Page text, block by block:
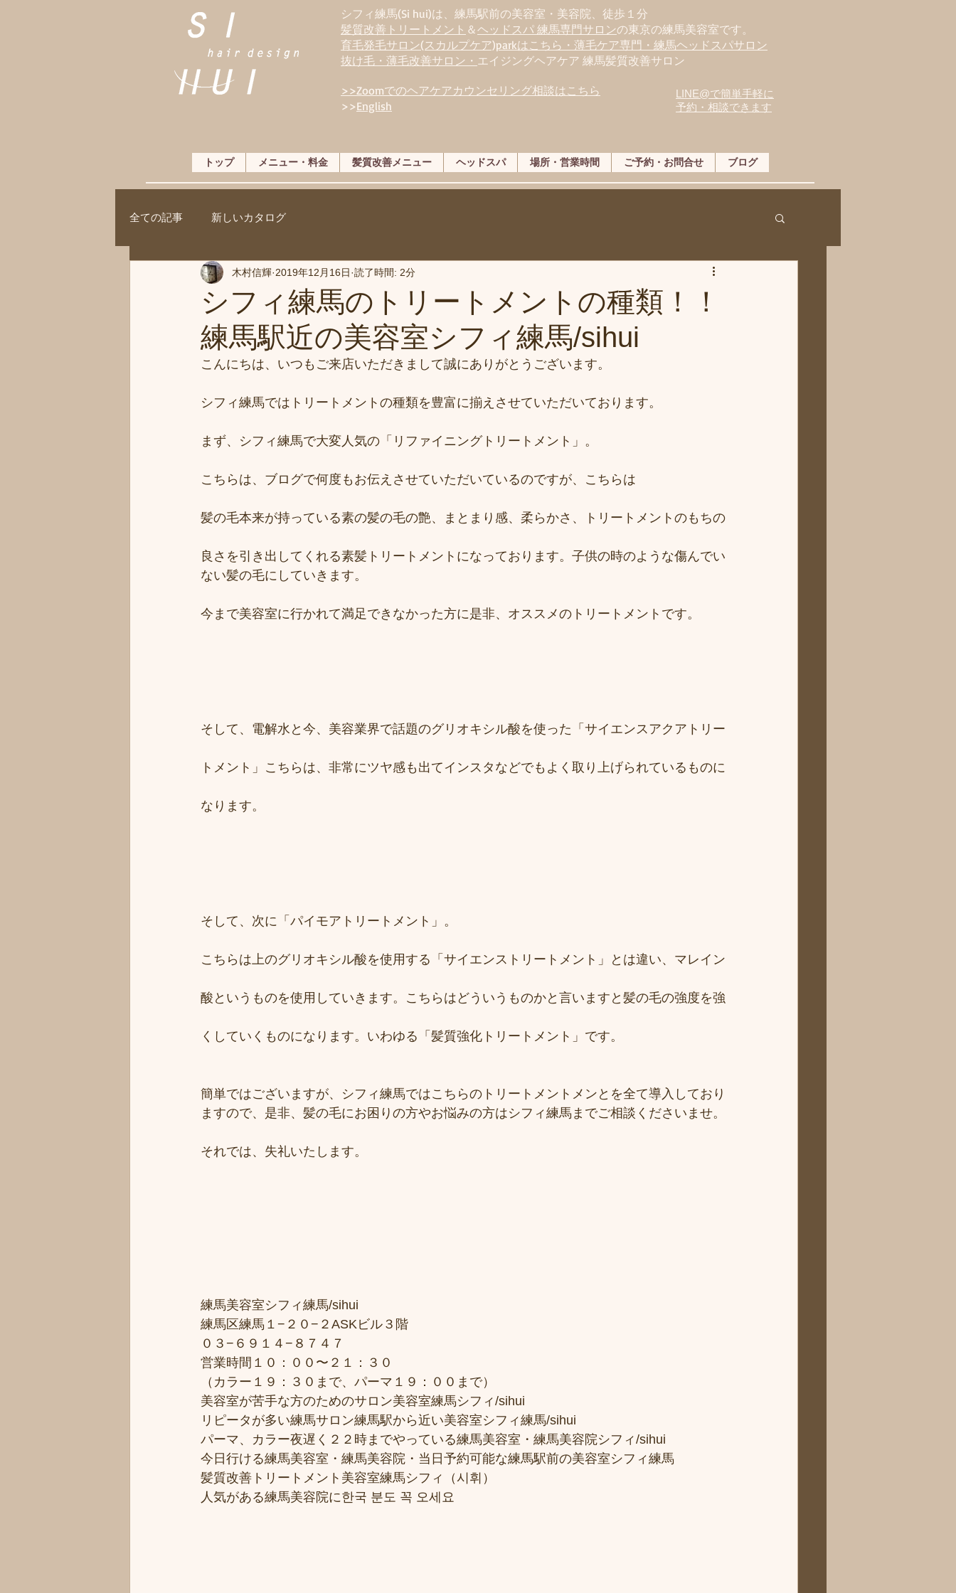
シフィ練馬(Si hui)は、 練馬駅前の美容室・美容院、徒歩１分
髪質改善トリートメント ＆ヘッドスパ 練馬専門サロンの東京の練馬美容室です。
育毛発毛サロン(スカルプケア)parkはこちら・薄毛ケア専門・練馬ヘッドスパサロン
抜け毛・薄毛改善サロン・ エイジングヘアケア 練馬髪質改善サロン
>>Zoomでのヘアケアカウンセリング相談はこちら
>>English
LINE@で簡単手軽に
予約・相談できます
トップ メニュー・料金 髪質改善メニュー ヘッドスパ 場所・営業時間 ご予約・お問合せ ブログ
全ての記事 新しいカタログ
シフィ練馬のトリートメントの種類！！
練馬駅近の美容室シフィ練馬/sihui
木村信輝 2019年12月16日 読了時間: 2分
こんにちは、いつもご来店いただきまして誠にありがとうございます。
シフィ練馬ではトリートメントの種類を豊富に揃えさせていただいております。
まず、シフィ練馬で大変人気の「リファイニングトリートメント」。
こちらは、ブログで何度もお伝えさせていただいているのですが、こちらは
髪の毛本来が持っている素の髪の毛の艶、まとまり感、柔らかさ、トリートメントのもちの
良さを引き出してくれる素髪トリートメントになっております。子供の時のような傷んでい
ない髪の毛にしていきます。
今まで美容室に行かれて満足できなかった方に是非、オススメのトリートメントです。
そして、電解水と今、美容業界で話題のグリオキシル酸を使った「サイエンスアクアトリー
トメント」こちらは、非常にツヤ感も出てインスタなどでもよく取り上げられているものに
なります。
そして、次に「パイモアトリートメント」。
こちらは上のグリオキシル酸を使用する「サイエンストリートメント」とは違い、マレイン
酸というものを使用していきます。こちらはどういうものかと言いますと髪の毛の強度を強
くしていくものになります。いわゆる「髪質強化トリートメント」です。
簡単ではございますが、シフィ練馬ではこちらのトリートメントメンとを全て導入しており
ますので、是非、髪の毛にお困りの方やお悩みの方はシフィ練馬までご相談くださいませ。
それでは、失礼いたします。
練馬美容室シフィ練馬/sihui
練馬区練馬１−２０−２ASKビル３階
０３−６９１４−８７４７
営業時間１０：００〜２１：３０
（カラー１９：３０まで、パーマ１９：００まで）
美容室が苦手な方のためのサロン美容室練馬シフィ/sihui
リピータが多い練馬サロン練馬駅から近い美容室シフィ練馬/sihui
パーマ、カラー夜遅く２２時までやっている練馬美容室・練馬美容院シフィ/sihui
今日行ける練馬美容室・練馬美容院・当日予約可能な練馬駅前の美容室シフィ練馬
髪質改善トリートメント美容室練馬シフィ（시휘）
人気がある練馬美容院に한국 분도 꼭 오세요